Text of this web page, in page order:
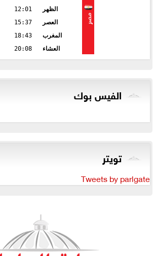
مصر
الظهر
12:01
العصر
15:37
المغرب
18:43
العشاء
20:08
الفيس بوك
تويتر
Tweets by parlgate